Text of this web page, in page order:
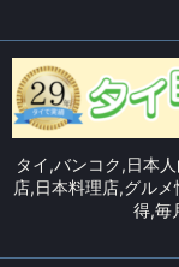
タイ,バンコク,日本
店,日本料理店,グル
得,毎